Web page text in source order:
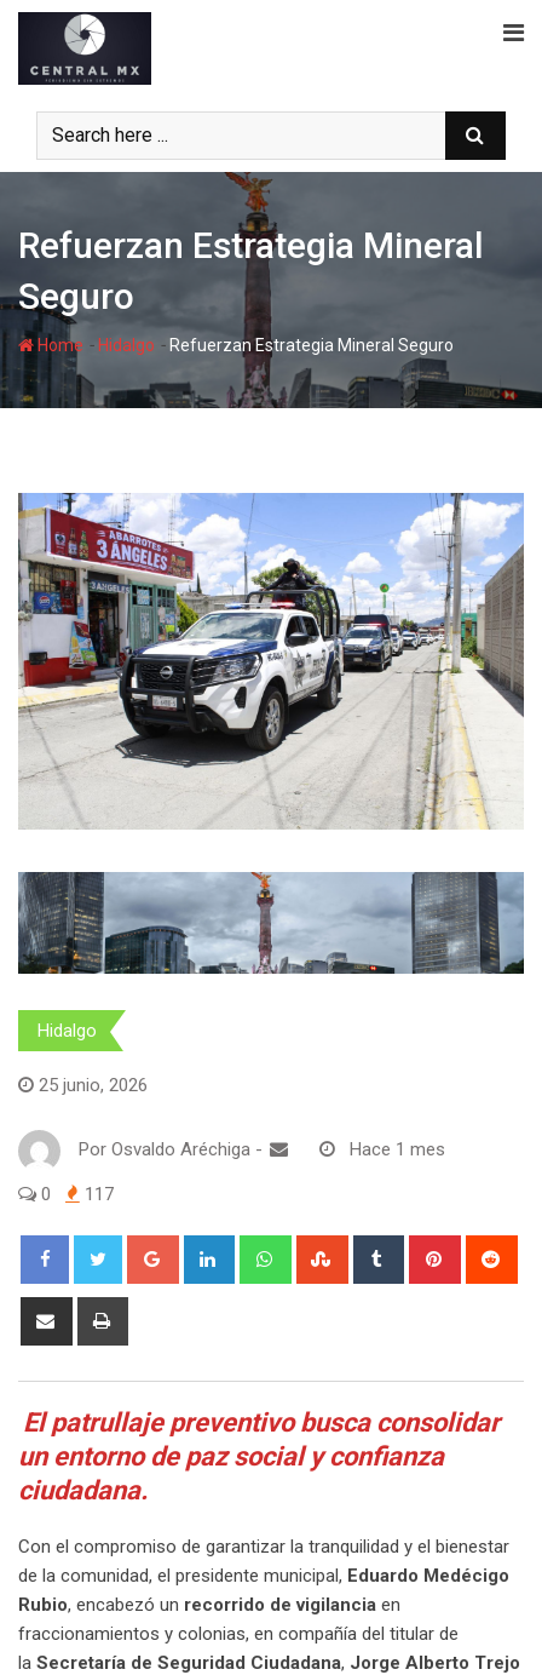
Skip
content
Refuerzan Estrategia Mineral
Seguro
Home - Hidalgo - Refuerzan Estrategia Mineral Seguro
Hidalgo
25 junio, 2026
Por Osvaldo Aréchiga - Hace 1 mes
0 117
Google+ LinkedIn WhatsappStumbleUpon
Tumblr Pinterest
Share
El patrullaje preventivo busca consolidar
un entorno de paz social y confianza
ciudadana.
Con el compromiso de garantizar la tranquilidad y el bienestar
de la comunidad, el presidente municipal, Eduardo Medécigo
Rubio, encabezó un recorrido de vigilancia en
fraccionamientos y colonias, en compañía del titular de
la Secretaría de Seguridad Ciudadana, Jorge Alberto Trejo